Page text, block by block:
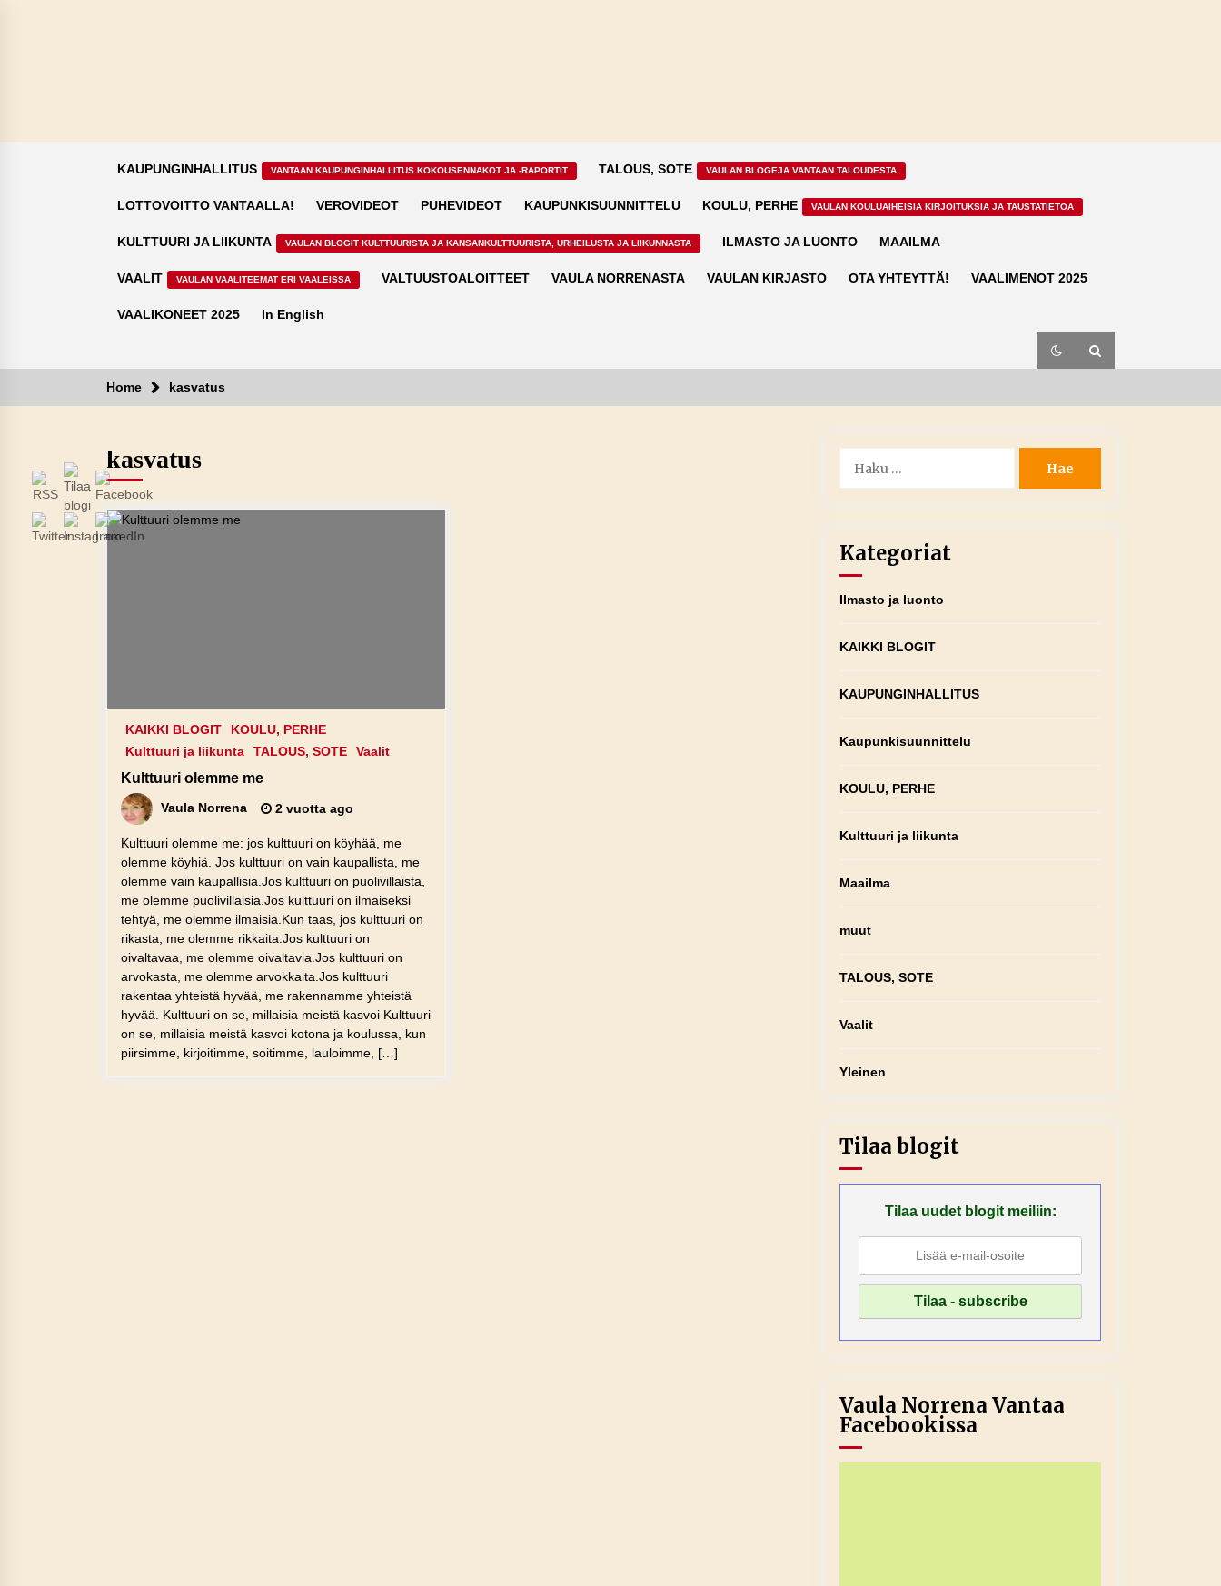
KAUPUNGINHALLITUS VANTAAN KAUPUNGINHALLITUS KOKOUSENNAKOT JA -RAPORTIT TALOUS, SOTE VAULAN BLOGEJA VANTAAN TALOUDESTA
LOTTOVOITTO VANTAALLA! VEROVIDEOT PUHEVIDEOT KAUPUNKISUUNNITTELU KOULU, PERHE VAULAN KOULUAIHEISIA KIRJOITUKSIA JA TAUSTATIETOA
KULTTUURI JA LIIKUNTA VAULAN BLOGIT KULTTUURISTA JA KANSANKULTTUURISTA, URHEILUSTA JA LIIKUNNASTA ILMASTO JA LUONTO MAAILMA
VAALIT VAULAN VAALITEEMAT ERI VAALEISSA VALTUUSTOALOITTEET VAULA NORRENASTA VAULAN KIRJASTO OTA YHTEYTTÄ! VAALIMENOT 2025
VAALIKONEET 2025 In English
Home kasvatus
kasvatus
KAIKKI BLOGIT
KOULU, PERHE
Kulttuuri ja liikunta
TALOUS, SOTE Vaalit
Kulttuuri olemme me
Vaula Norrena 2 vuotta ago
Kulttuuri olemme me: jos kulttuuri on köyhää, me
olemme köyhiä. Jos kulttuuri on vain kaupallista, me
olemme vain kaupallisia.Jos kulttuuri on puolivillaista,
me olemme puolivillaisia.Jos kulttuuri on ilmaiseksi
tehtyä, me olemme ilmaisia.Kun taas, jos kulttuuri on
rikasta, me olemme rikkaita.Jos kulttuuri on
oivaltavaa, me olemme oivaltavia.Jos kulttuuri on
arvokasta, me olemme arvokkaita.Jos kulttuuri
rakentaa yhteistä hyvää, me rakennamme yhteistä
hyvää. Kulttuuri on se, millaisia meistä kasvoi Kulttuuri
on se, millaisia meistä kasvoi kotona ja koulussa, kun
piirsimme, kirjoitimme, soitimme, lauloimme, […]
Kategoriat
Ilmasto ja luonto
KAIKKI BLOGIT
KAUPUNGINHALLITUS
Kaupunkisuunnittelu
KOULU, PERHE
Kulttuuri ja liikunta
Maailma
muut
TALOUS, SOTE
Vaalit
Yleinen
Tilaa blogit
Tilaa uudet blogit meiliin:
Vaula Norrena Vantaa
Facebookissa